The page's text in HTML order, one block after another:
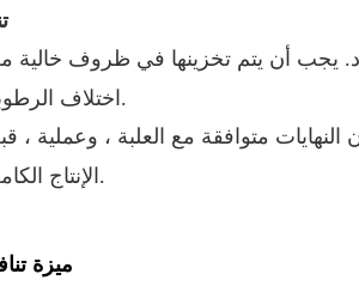
يجب أن يتم تخزينها في ظروف خالية
اختلاف الرطوبة.
متوافقة مع العلبة ، وعملية ،
الإنتاج الكامل.
ميزة